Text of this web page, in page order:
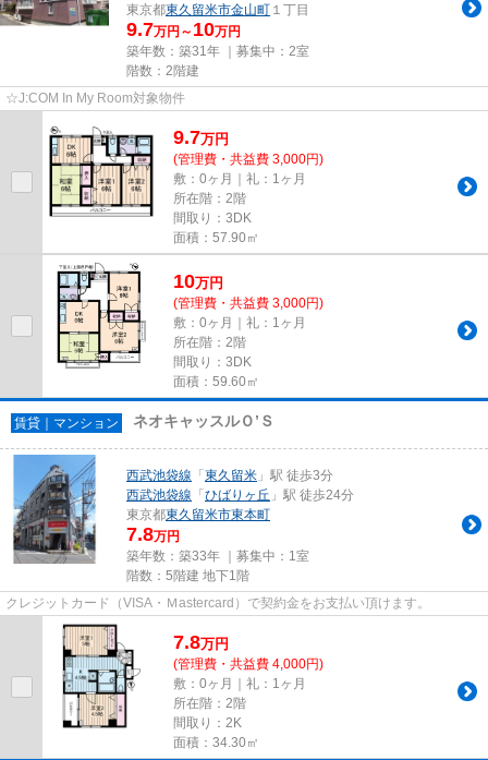
東京都東久留米市金山町 １丁目
9.7万円～ 10万円
築年数：築31年 ｜募集中： 2室
階数：2階建
☆J:COM In My Room対象物件
9.7万円
(管理費・共益費 3,000円)
敷：0ヶ月｜礼：1ヶ月
所在階：2階
間取り：3DK
面積：57.90㎡
10万円
(管理費・共益費 3,000円)
敷：0ヶ月｜礼：1ヶ月
所在階：2階
間取り：3DK
面積：59.60㎡
賃貸｜マンション ネオキャッスルＯ’Ｓ
西武池袋線 「 東久留米 」駅 徒歩3分
西武池袋線 「 ひばりヶ丘 」駅 徒歩24分
東京都東久留米市東本町
7.8万円
築年数：築33年 ｜募集中： 1室
階数：5階建 地下1階
クレジットカード（VISA・Ｍastercard）で契約金をお支払い頂けます。
7.8万円
(管理費・共益費 4,000円)
敷：0ヶ月｜礼：1ヶ月
所在階：2階
間取り：2K
面積：34.30㎡